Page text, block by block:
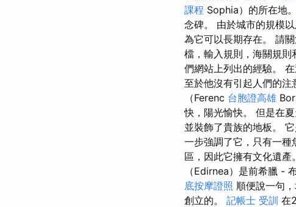
課程 Sophia）的所在地
念碑。 由於城市的規模
為它可以長期存在。 請
檔，輸入規則，海關規
們網站上列出的經驗。
至於他沒有引起人們的注
（Ferenc 台胞證高雄
快，陽光愉快。 但是在
並裝飾了貴族的地板。
一步強調了它，只有一
區，因此它擁有文化遺
（Edirnea）是前希臘 -
底按摩證照 順便說一句
創立的。 記帳士 受訓 在